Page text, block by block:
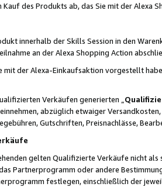
Kauf des Produkts ab, das Sie mit der Alexa
innerhalb der Skills Session in den
an der Alexa Shopping Action
der Alexa-Einkaufsaktion vorgestellt
Verkäufen generierten „
abzüglich etwaiger
Gutschriften, Preisnachlässe,
gelten Qualifizierte Verkäufe nicht
Partnerprogramm oder andere
festlegen, einschließlich der